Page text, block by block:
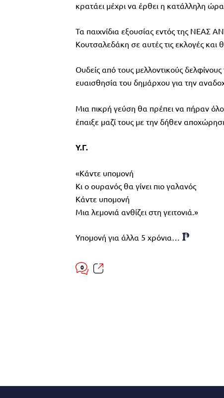
κρατάει μέχρι να έρθει η κατάλληλη
Τα παιχνίδια εξουσίας εντός της ΝΕΑΣ
Κουτσαλεδάκη σε αυτές τις εκλογές και
Ουδείς από τους μελλοντικούς
ευαισθησία του δημάρχου για την
Μια πικρή γεύση θα πρέπει να πήραν
έπαιξε μαζί τους με την δήθεν
Υ.Γ.
«Κάντε υπομονή
Κι ο ουρανός θα γίνει πιο γαλανός
Κάντε υπομονή
Μια λεμονιά ανθίζει στη γειτονιά.»
Υπομονή για άλλα 5 χρόνια…
0